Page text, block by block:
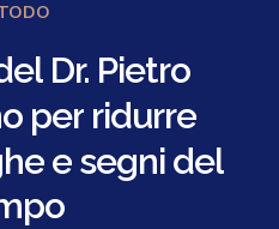
Dr. Pietro
per ridurre
e segni del